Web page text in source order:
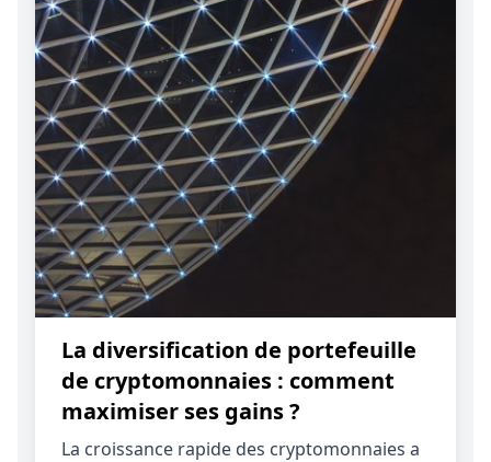
La diversification de portefeuille
de cryptomonnaies : comment
maximiser ses gains ?
La croissance rapide des cryptomonnaies a